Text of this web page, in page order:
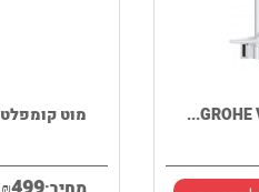
מוט קומפלט GROHE Vitalio Co...